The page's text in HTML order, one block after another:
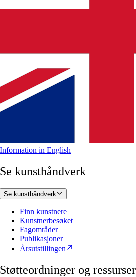
Information in English
Se kunsthåndverk
Se kunsthåndverk
Finn kunstnere
Kunstnerbesøket
Fagområder
Publikasjoner
Årsutstillingen
Støtteordninger og ressurser